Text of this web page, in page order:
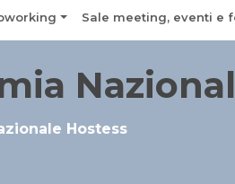
Sale meeting, eventi e
Hostess